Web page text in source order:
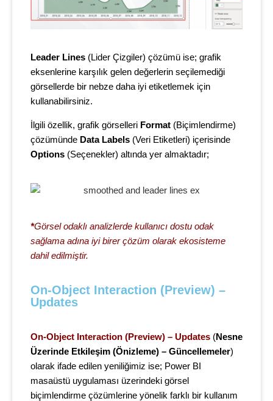
Leader Lines (Lider Çizgiler) çözümü ise; grafik
eksenlerine karşılık gelen değerlerin seçilemediği
görsellerde bir nebze daha iyi etiketlemek için
kullanabilirsiniz.
İlgili özellik, grafik görselleri Format (Biçimlendirme)
çözümünde Data Labels (Veri Etiketleri) içerisinde
Options (Seçenekler) altında yer almaktadır;
*Görsel odaklı analizlerde kullanıcı dostu odak
sağlama adına iyi birer çözüm olarak ekosisteme
dahil edilmiştir.
On-Object Interaction (Preview) –
Updates
On-Object Interaction (Preview) – Updates (Nesne
Üzerinde Etkileşim (Önizleme) – Güncellemeler)
olarak ifade edilen yeniliğimiz ise; Power BI
masaüstü uygulaması üzerindeki görsel
biçimlendirme çözümlerine yönelik farklı bir kullanım